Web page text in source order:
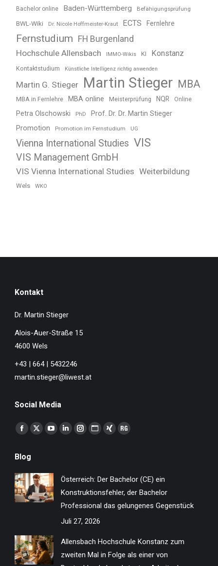
Bachelor online Baden-Württemberg Befähigungsprüfung
BWL-Wiki Dr. Nicole Hoffmeister-Kraut ECTS Fernlehre
Fernstudium
FH Burgenland
Hochschule Allensbach
IMMO-Wikis KI Konstanz
Kontaktstudium Künstliche Intelligenz richtig anwenden
Martin G. Stieger Martin Stieger MBA
MBA in Fernlehre MBA online Meisterprüfung NQR Online
Petra Olschowski PhD Prof. Dr. Dr. Martin Stieger
Promotion Promotion im Fernstudium UG
Vienna International Studies VIS
VIS Management GmbH
VIS Vienna International Studies Weiterbildung
Wels WKO
Kontakt
Dr. Martin Stieger
Alois-Auer-Straße 15
4600 Wels
+43 | 664 | 5432246
martin.stieger@liwest.at
Social Media
Finden Sie uns auf:
Facebook
opens
in
new
window
X
in
new
window
YouTube
in
new
window
Linkedin
new
window
Instagram
new
window
Website
new
window
XING
new
window
ResearchGate
new
window
Blog
Österreich: Der Bachelor (CE) ein
Konstruktionsfehler, der Bachelor
Professional das gelungenes Gegenstück
Juli 27, 2026
Allensbach Hochschule Konstanz zum
zweiten Mal in Folge als einer von